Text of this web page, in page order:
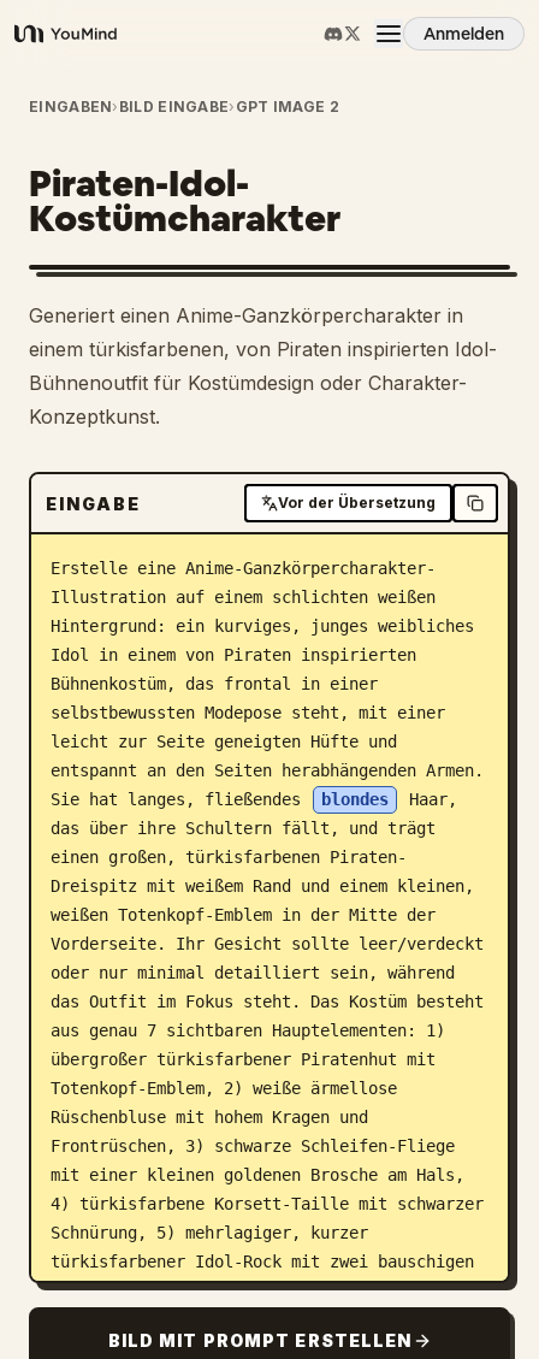
YouMind
Anmelden
Übersicht
Anwendungsfälle
Fähigkeiten
Prompts
Preise
Download
Blog
Updates
EINGABEN› BILD EINGABE› GPT IMAGE 2
Piraten-Idol-
Kostümcharakter
Generiert einen Anime-Ganzkörpercharakter in
einem türkisfarbenen, von Piraten inspirierten Idol-
Bühnenoutfit für Kostümdesign oder Charakter-
Konzeptkunst.
EINGABE Vor der Übersetzung
Erstelle eine Anime-Ganzkörpercharakter-
Illustration auf einem schlichten weißen
Hintergrund: ein kurviges, junges weibliches
Idol in einem von Piraten inspirierten
Bühnenkostüm, das frontal in einer
selbstbewussten Modepose steht, mit einer
leicht zur Seite geneigten Hüfte und
entspannt an den Seiten herabhängenden Armen.
Sie hat langes, fließendes
blondes
Haar,
das über ihre Schultern fällt, und trägt
einen großen, türkisfarbenen Piraten-
Dreispitz mit weißem Rand und einem kleinen,
weißen Totenkopf-Emblem in der Mitte der
Vorderseite. Ihr Gesicht sollte leer/verdeckt
oder nur minimal detailliert sein, während
das Outfit im Fokus steht. Das Kostüm besteht
aus genau 7 sichtbaren Hauptelementen: 1)
übergroßer türkisfarbener Piratenhut mit
Totenkopf-Emblem, 2) weiße ärmellose
Rüschenbluse mit hohem Kragen und
Frontrüschen, 3) schwarze Schleifen-Fliege
mit einer kleinen goldenen Brosche am Hals,
4) türkisfarbene Korsett-Taille mit schwarzer
Schnürung, 5) mehrlagiger, kurzer
türkisfarbener Idol-Rock mit zwei bauschigen
Stufen, 6) schwarzer Rüschen-Unterrock, der
lange, türkisfarbene, hinten geschlitzte
BILD MIT PROMPT ERSTELLEN